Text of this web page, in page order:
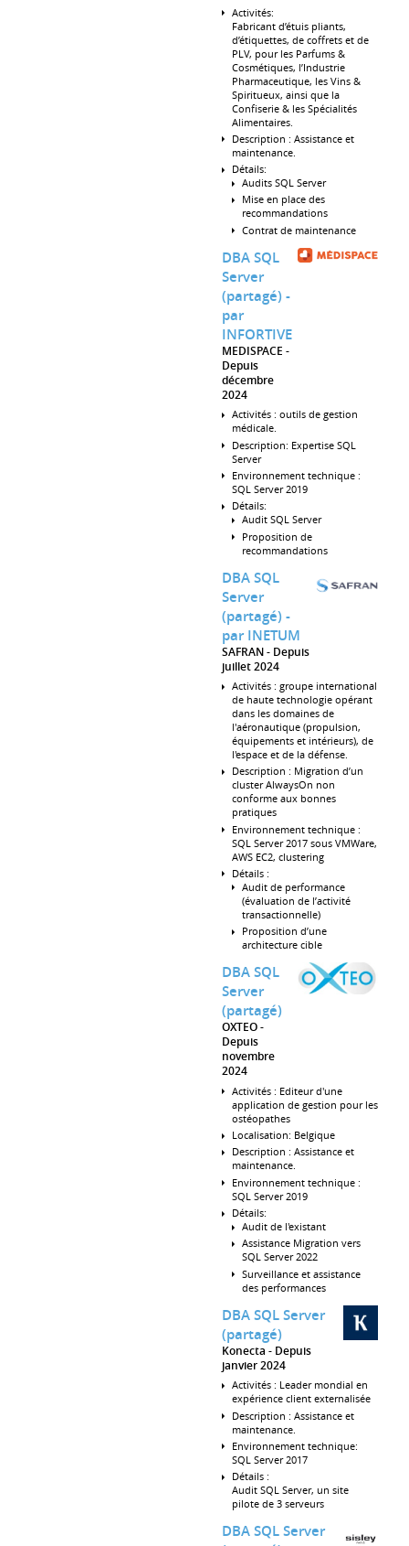
Activités:
Fabricant d’étuis pliants,
d’étiquettes, de coffrets et de
PLV, pour les Parfums &
Cosmétiques, l’Industrie
Pharmaceutique, les Vins &
Spiritueux, ainsi que la
Confiserie & les Spécialités
Alimentaires.
Description : Assistance et
maintenance.
Détails:
Audits SQL Server
Mise en place des
recommandations
Contrat de maintenance
DBA SQL
Server
(partagé) -
par
INFORTIVE
MEDISPACE
Depuis
décembre
2024
Activités : outils de gestion
médicale.
Description: Expertise SQL
Server
Environnement technique :
SQL Server 2019
Détails:
Audit SQL Server
Proposition de
recommandations
DBA SQL
Server
(partagé) -
par INETUM
SAFRAN
Depuis
juillet 2024
Activités : groupe international
de haute technologie opérant
dans les domaines de
l'aéronautique (propulsion,
équipements et intérieurs), de
l'espace et de la défense.
Description : Migration d’un
cluster AlwaysOn non
conforme aux bonnes
pratiques
Environnement technique :
SQL Server 2017 sous VMWare,
AWS EC2, clustering
Détails :
Audit de performance
(évaluation de l’activité
transactionnelle)
Proposition d’une
architecture cible
DBA SQL
Server
(partagé)
OXTEO
Depuis
novembre
2024
Activités : Editeur d'une
application de gestion pour les
ostéopathes
Localisation: Belgique
Description : Assistance et
maintenance.
Environnement technique :
SQL Server 2019
Détails:
Audit de l'existant
Assistance Migration vers
SQL Server 2022
Surveillance et assistance
des performances
DBA SQL Server
(partagé)
Konecta
Depuis
janvier 2024
Activités : Leader mondial en
expérience client externalisée
Description : Assistance et
maintenance.
Environnement technique:
SQL Server 2017
Détails :
Audit SQL Server, un site
pilote de 3 serveurs
DBA SQL Server